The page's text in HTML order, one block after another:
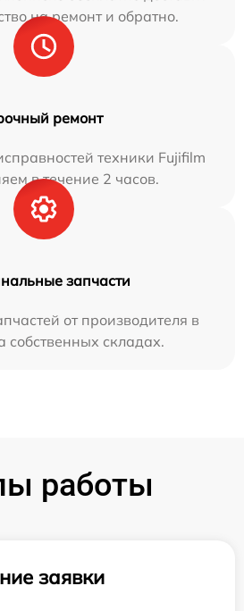
на ремонт и обратно.
ремонт
техники Fujifilm
в течение 2 часов.
запчасти
от производителя в
собственных складах.
работы
заявки